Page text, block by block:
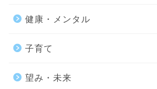
健康・メンタル
子育て
望み・未来